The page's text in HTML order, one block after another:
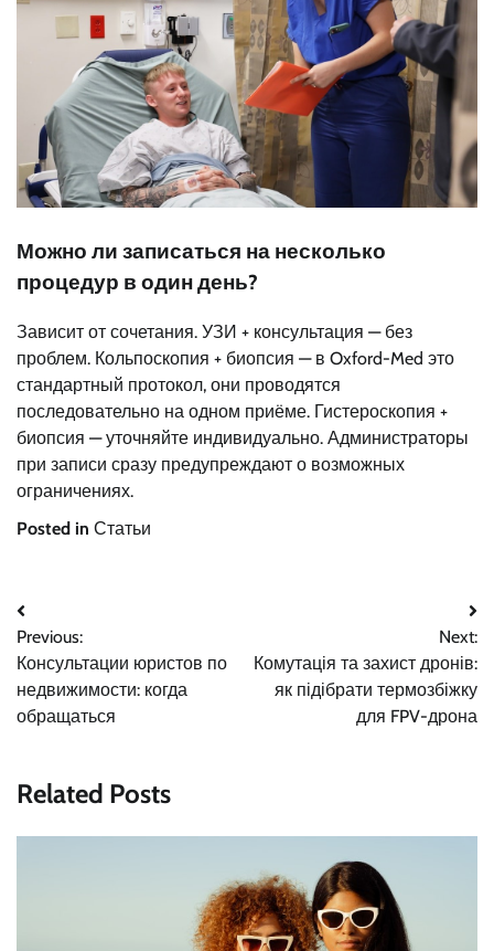
Можно ли записаться на несколько
процедур в один день?
Зависит от сочетания. УЗИ + консультация — без
проблем. Кольпоскопия + биопсия — в Oxford-Med это
стандартный протокол, они проводятся
последовательно на одном приёме. Гистероскопия +
биопсия — уточняйте индивидуально. Администраторы
при записи сразу предупреждают о возможных
ограничениях.
Posted in Статьи
Навигация
по
записям
Previous:
Консультации юристов по
недвижимости: когда
обращаться
Next:
Комутація та захист дронів:
як підібрати термозбіжку
для FPV-дрона
Related Posts